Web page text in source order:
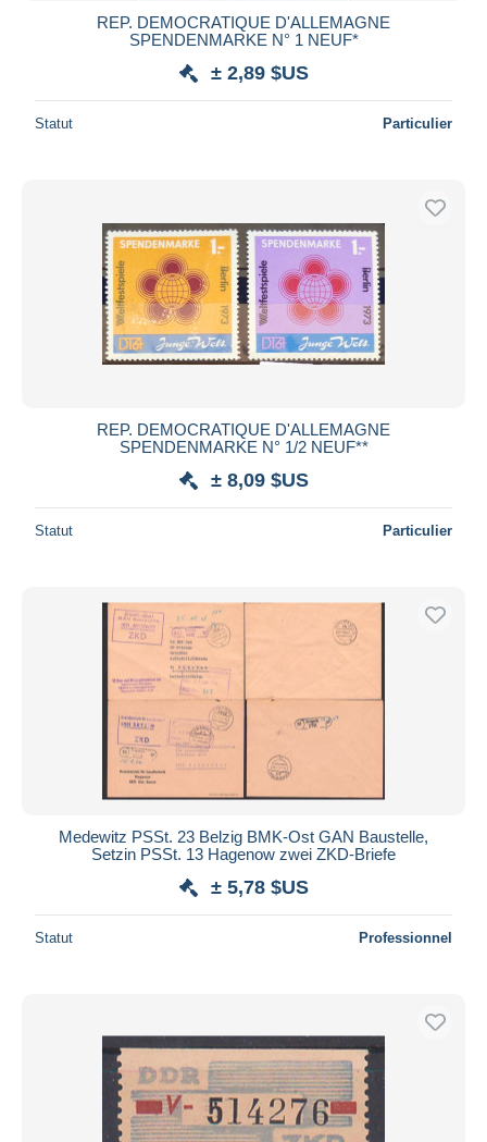
REP. DEMOCRATIQUE D'ALLEMAGNE
SPENDENMARKE N° 1 NEUF*
± 2,89 $US
Statut Particulier
REP. DEMOCRATIQUE D'ALLEMAGNE
SPENDENMARKE N° 1/2 NEUF**
± 8,09 $US
Statut Particulier
Medewitz PSSt. 23 Belzig BMK-Ost GAN Baustelle,
Setzin PSSt. 13 Hagenow zwei ZKD-Briefe
± 5,78 $US
Statut Professionnel